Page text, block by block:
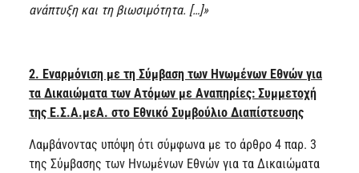
ανάπτυξη και τη βιωσιμότητα. […]»
2. Εναρμόνιση με τη Σύμβαση των Ηνωμένων Εθνών για
τα Δικαιώματα των Ατόμων με Αναπηρίες: Συμμετοχή
της Ε.Σ.Α.μεΑ. στο Εθνικό Συμβούλιο Διαπίστευσης
Λαμβάνοντας υπόψη ότι σύμφωνα με το άρθρο 4 παρ. 3
της Σύμβασης των Ηνωμένων Εθνών για τα Δικαιώματα